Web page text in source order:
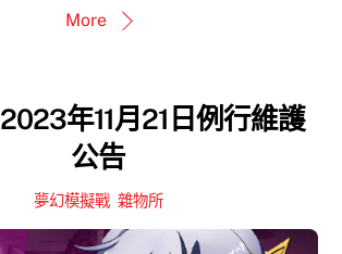
More
2023年11月21日例行維護
公告
夢幻模擬戰, 雜物所